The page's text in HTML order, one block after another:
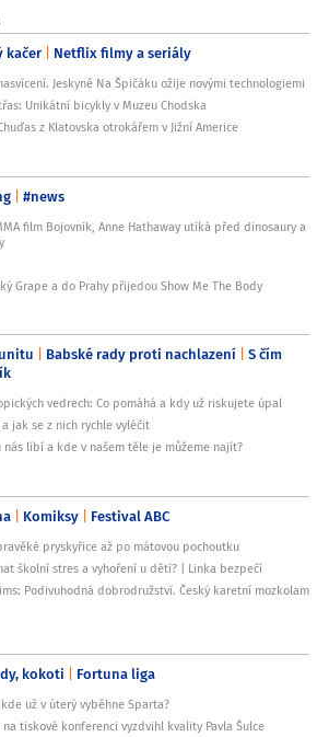
kačer Netflix filmy a seriály
Jeskyně Na Špičáku ožije novými technologiemi
Unikátní bicykly v Muzeu Chodska
z Klatovska otrokářem v Jižní Americe
#news
film Bojovník, Anne Hathaway utíká před dinosaury a
Grape a do Prahy přijedou Show Me The Body
Babské rady proti nachlazení S čím
vedrech: Co pomáhá a kdy už riskujete úpal
jak se z nich rychle vyléčit
nás líbí a kde v našem těle je můžeme najít?
Komiksy Festival ABC
pryskyřice až po mátovou pochoutku
školní stres a vyhoření u dětí? | Linka bezpečí
Podivuhodná dobrodružství. Český karetní mozkolam
kokoti Fortuna liga
už v úterý vyběhne Sparta?
tiskové konferenci vyzdvihl kvality Pavla Šulce